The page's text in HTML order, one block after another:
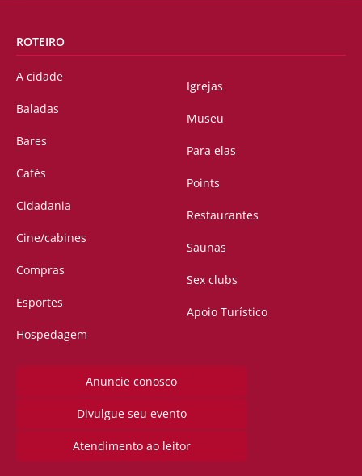
ROTEIRO
A cidade
Baladas
Bares
Cafés
Cidadania
Cine/cabines
Compras
Esportes
Hospedagem
Igrejas
Museu
Para elas
Points
Restaurantes
Saunas
Sex clubs
Apoio Turístico
Anuncie conosco
Divulgue seu evento
Atendimento ao leitor